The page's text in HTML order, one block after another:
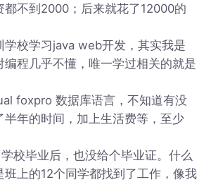
都不到2000；后来就花了12000的
学校学习java web开发，其实我是
编程几乎不懂，唯一学过相关的就是
foxpro 数据库语言，不知道有没
半年的时间，加上生活费等，至少
校毕业后，也没给个毕业证。什么
班上的12个同学都找到了工作，像我